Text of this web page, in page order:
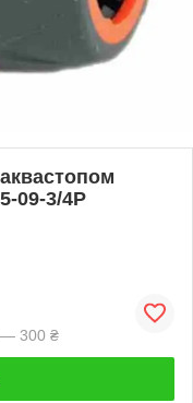
09-3/4P
— 300 ₴